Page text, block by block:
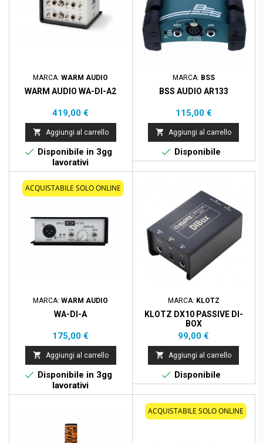
MARCA:WARM AUDIO
WARM AUDIO WA-DI-A2
Prezzo
419,00 €
 Aggiungi al carrello
 Disponibile in 3gg
lavorativi
MARCA: BSS
BSS AUDIO AR133
Prezzo
115,00 €
 Aggiungi al carrello
 Disponibile
ACQUISTABILE SOLO ONLINE
MARCA:WARM AUDIO
WA-DI-A
Prezzo
175,00 €
 Aggiungi al carrello
 Disponibile in 3gg
lavorativi
MARCA: KLOTZ
KLOTZ DX10 PASSIVE DI-
BOX
Prezzo
99,00 €
 Aggiungi al carrello
 Disponibile
ACQUISTABILE SOLO ONLINE